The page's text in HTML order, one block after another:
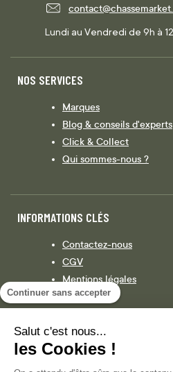
Continuer sans accepter
Salut c'est nous...
les Cookies !
Lundi au Vendredi de 9h à
NOS SERVICES
Marques
Blog & conseils d'experts
Click & Collect
Qui sommes-nous ?
INFORMATIONS CLÉS
Contactez-nous
CGV
Mentions légales
Législation
Facebook